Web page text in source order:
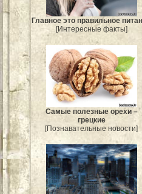
Главное это правильное
[Интересные факты]
Самые полезные орехи –
грецкие
[Познавательные новости]